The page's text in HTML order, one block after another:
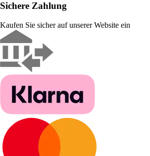
Sichere Zahlung
Kaufen Sie sicher auf unserer Website ein